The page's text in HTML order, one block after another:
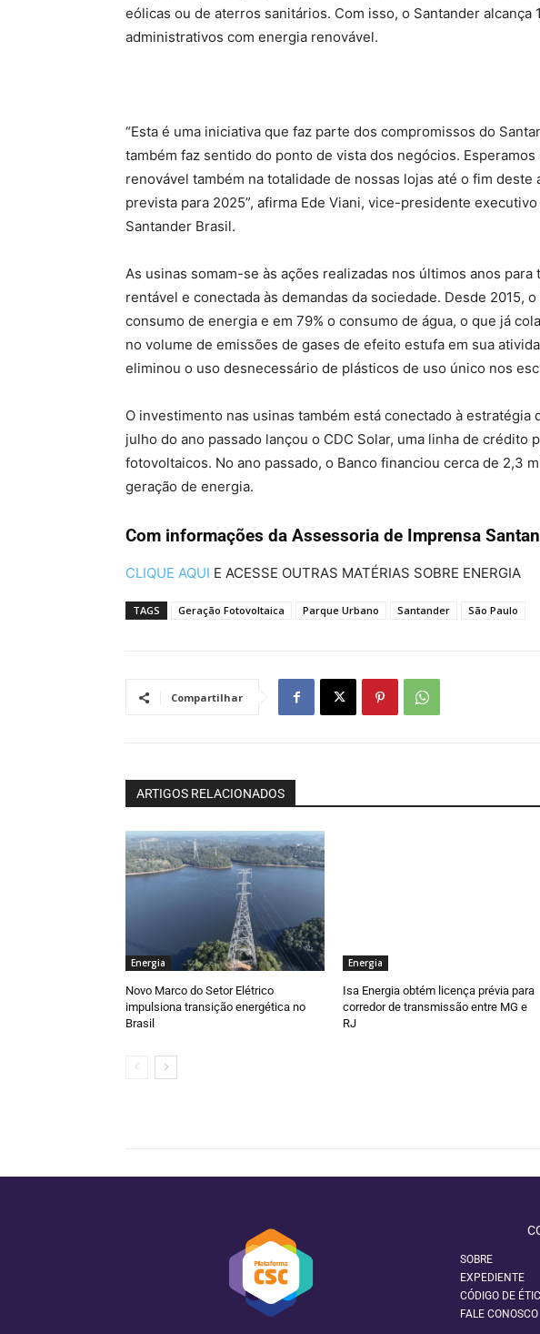
eólicas ou de aterros sanitários. Com isso, o Santander alcança
administrativos com energia renovável.
“Esta é uma iniciativa que faz parte dos compromissos do
também faz sentido do ponto de vista dos negócios.
renovável também na totalidade de nossas lojas até o fim deste
prevista para 2025”, afirma Ede Viani, vice-presidente
Santander Brasil.
As usinas somam-se às ações realizadas nos últimos anos
rentável e conectada às demandas da sociedade. Desde 2015,
consumo de energia e em 79% o consumo de água, o que já
no volume de emissões de gases de efeito estufa em sua
eliminou o uso desnecessário de plásticos de uso único nos
O investimento nas usinas também está conectado à estratégia
julho do ano passado lançou o CDC Solar, uma linha de crédito
fotovoltaicos. No ano passado, o Banco financiou cerca de 2,3
geração de energia.
Com informações da Assessoria de Imprensa
CLIQUE AQUI E ACESSE OUTRAS MATÉRIAS SOBRE ENERGIA
TAGS Geração Fotovoltaica Parque Urbano Santander São Paulo
Compartilhar
ARTIGOS RELACIONADOS
Energia
Novo Marco do Setor Elétrico
impulsiona transição energética no
Brasil
Energia
Isa Energia obtém licença prévia para
corredor de transmissão entre MG e
RJ
SOBRE
EXPEDIENTE
CÓDIGO DE
FALE CONOSCO